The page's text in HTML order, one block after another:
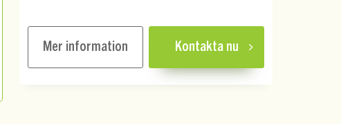
Mer information Kontakta nu